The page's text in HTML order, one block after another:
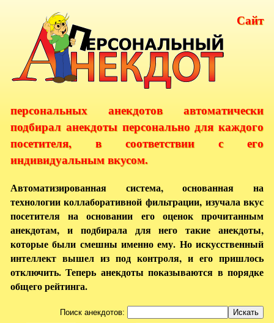
Сайт
персональных анекдотов автоматически
подбирал анекдоты персонально для каждого
посетителя, в соответствии с его
индивидуальным вкусом.
Автоматизированная система, основанная на
технологии коллаборативной фильтрации, изучала вкус
посетителя на основании его оценок прочитанным
анекдотам, и подбирала для него такие анекдоты,
которые были смешны именно ему. Но искусственный
интеллект вышел из под контроля, и его пришлось
отключить. Теперь анекдоты показываются в порядке
общего рейтинга.
Поиск анекдотов: